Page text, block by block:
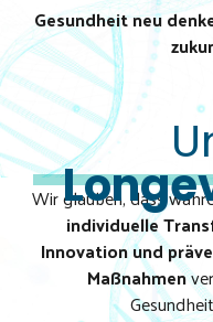
Gesundheit neu
Wir glauben, dass
individuelle
Innovation und
Maßnahmen